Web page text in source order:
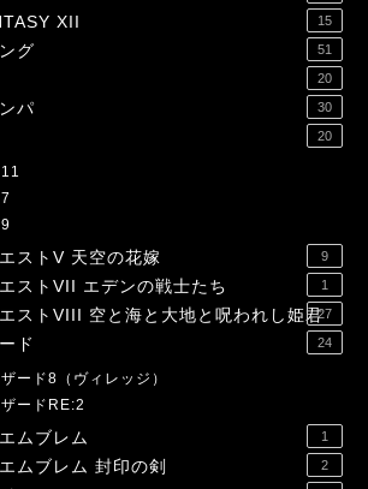
XII 15
グ 51
20
パ 30
20
ストV 天空の花嫁 9
ストVII エデンの戦士たち 1
ストVIII 空と海と大地と呪われし姫君27
ド 24
ード8（ヴィレッジ）
ードRE:2
ムブレム 1
ムブレム 封印の剣 2